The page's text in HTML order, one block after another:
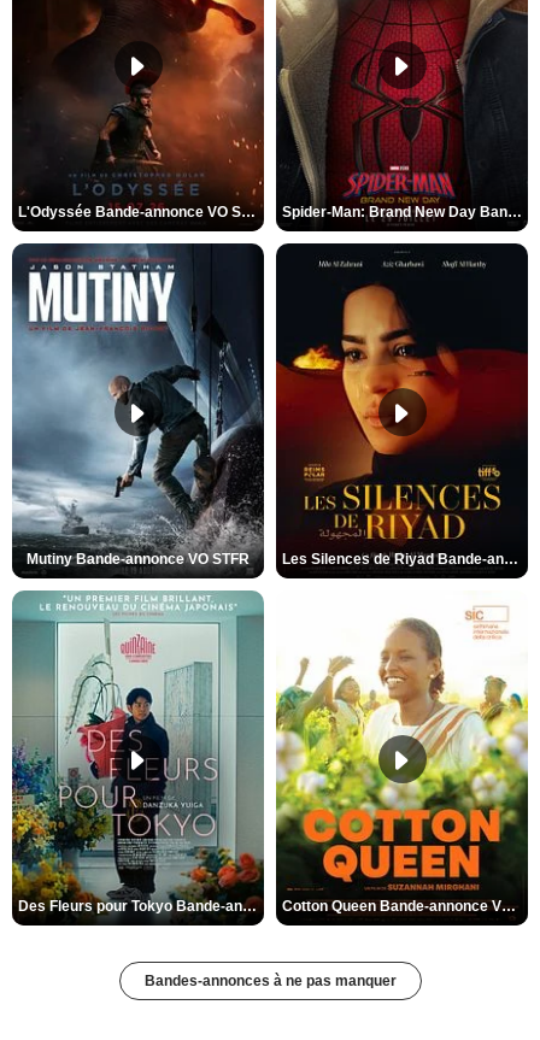
L'Odyssée Bande-annonce VO STFR Spider-Man: Brand New Day Bande-annonce VO STFR
Mutiny Bande-annonce VO STFR Les Silences de Riyad Bande-annonce VO STFR
Des Fleurs pour Tokyo Bande-annonce VO STFR Cotton Queen Bande-annonce VO STFR
Bandes-annonces à ne pas manquer